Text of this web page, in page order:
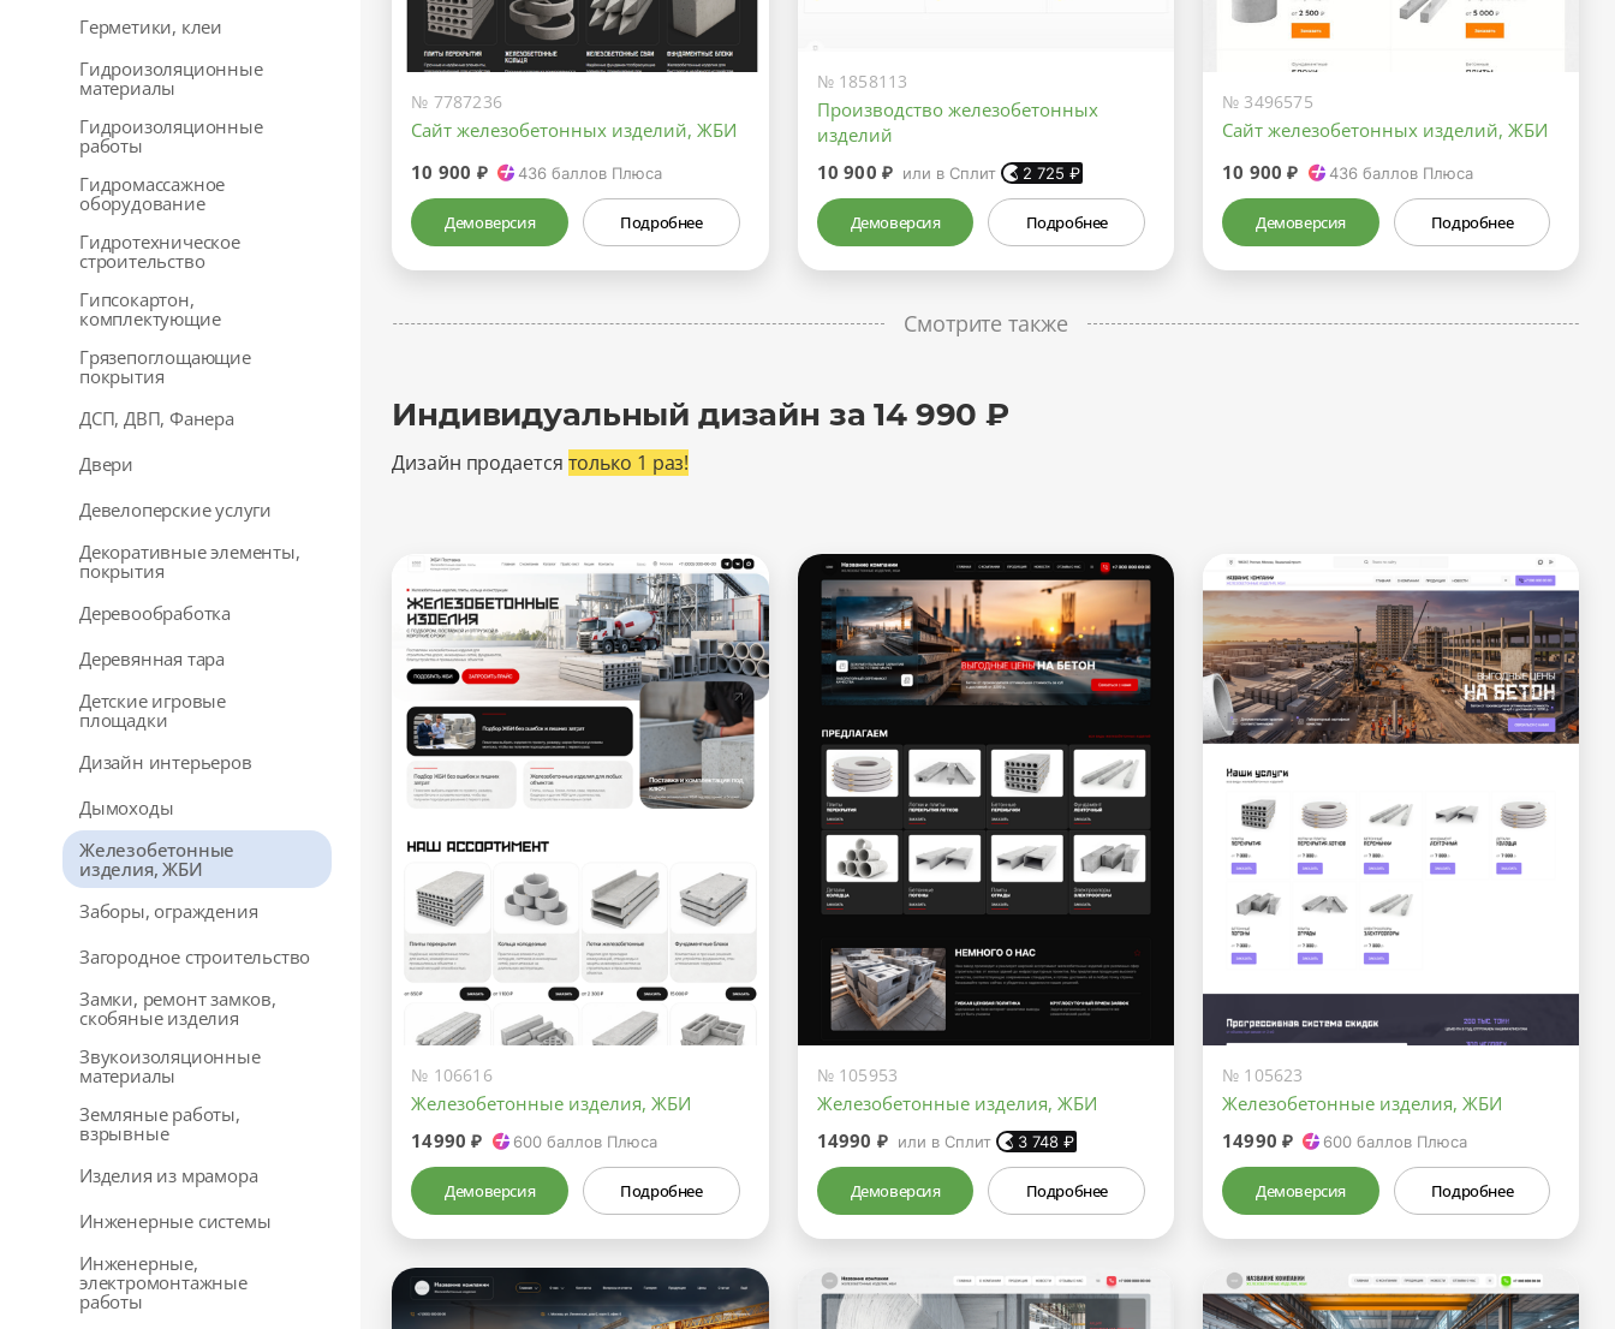
Герметики, клеи
Гидроизоляционные
материалы
Гидроизоляционные
работы
Гидромассажное
оборудование
Гидротехническое
строительство
Гипсокартон,
комплектующие
Грязепоглощающие
покрытия
ДСП, ДВП, Фанера
Двери
Девелоперские услуги
Декоративные элементы,
покрытия
Деревообработка
Деревянная тара
Детские игровые
площадки
Дизайн интерьеров
Дымоходы
Железобетонные
изделия, ЖБИ
Заборы, ограждения
Загородное строительство
Замки, ремонт замков,
скобяные изделия
Звукоизоляционные
материалы
Земляные работы,
взрывные
Изделия из мрамора
Инженерные системы
Инженерные,
электромонтажные
работы
№ 7787236
Сайт железобетонных изделий, ЖБИ
10 900 ₽
436баллов Плюса
Демоверсия Подробнее
№ 1858113
Производство железобетонных
изделий
10 900 ₽ или в Сплит 2 725 ₽
Демоверсия Подробнее
№ 3496575
Сайт железобетонных изделий, ЖБИ
10 900 ₽
436баллов Плюса
Демоверсия Подробнее
Смотрите также
Индивидуальный дизайн за 14 990 ₽
Дизайн продается только 1 раз!
№ 106616
Железобетонные изделия, ЖБИ
14990 ₽
600баллов Плюса
Демоверсия Подробнее
№ 105953
Железобетонные изделия, ЖБИ
14990 ₽ или в Сплит 3 748 ₽
Демоверсия Подробнее
№ 105623
Железобетонные изделия, ЖБИ
14990 ₽
600 баллов Плюса
Демоверсия Подробнее